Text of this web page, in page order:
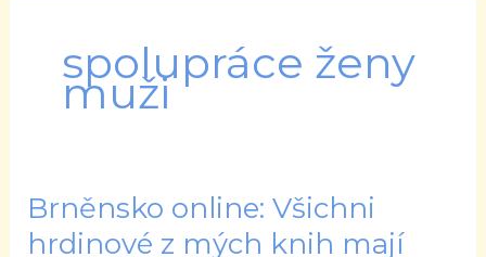
spolupráce ženy
muži
Brněnsko online: Všichni
hrdinové z mých knih mají
Brněnsko
online: